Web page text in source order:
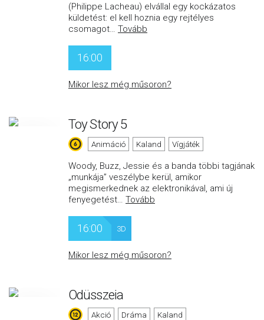
(Philippe Lacheau) elvállal egy kockázatos
küldetést: el kell hoznia egy rejtélyes
csomagot… Tovább
16:00
Mikor lesz még műsoron?
Toy Story 5
Animáció Kaland Vígjáték
Woody, Buzz, Jessie és a banda többi tagjának
„munkája” veszélybe kerül, amikor
megismerkednek az elektronikával, ami új
fenyegetést… Tovább
16:00 3D
Mikor lesz még műsoron?
Odüsszeia
Akció Dráma Kaland